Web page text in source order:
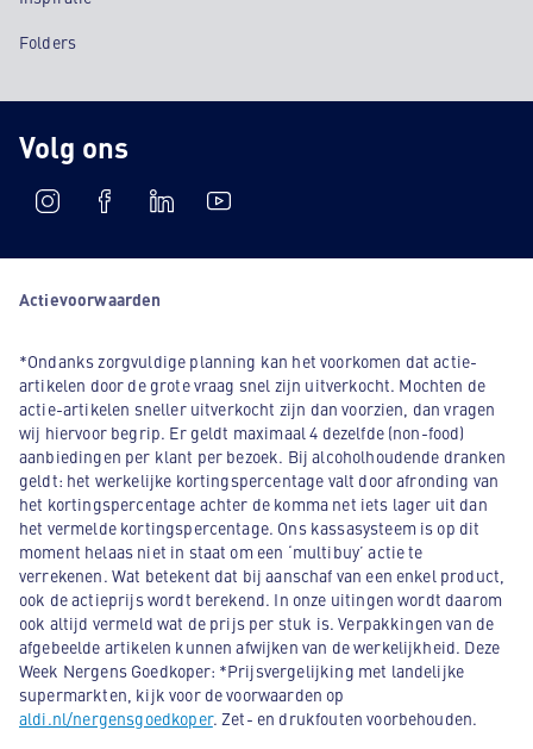
Folders
Volg ons
Actievoorwaarden
*Ondanks zorgvuldige planning kan het voorkomen dat actie-
artikelen door de grote vraag snel zijn uitverkocht. Mochten de
actie-artikelen sneller uitverkocht zijn dan voorzien, dan vragen
wij hiervoor begrip. Er geldt maximaal 4 dezelfde (non-food)
aanbiedingen per klant per bezoek. Bij alcoholhoudende dranken
geldt: het werkelijke kortingspercentage valt door afronding van
het kortingspercentage achter de komma net iets lager uit dan
het vermelde kortingspercentage. Ons kassasysteem is op dit
moment helaas niet in staat om een ‘multibuy’ actie te
verrekenen. Wat betekent dat bij aanschaf van een enkel product,
ook de actieprijs wordt berekend. In onze uitingen wordt daarom
ook altijd vermeld wat de prijs per stuk is. Verpakkingen van de
afgebeelde artikelen kunnen afwijken van de werkelijkheid. Deze
Week Nergens Goedkoper: *Prijsvergelijking met landelijke
supermarkten, kijk voor de voorwaarden op
aldi.nl/nergensgoedkoper. Zet- en drukfouten voorbehouden.